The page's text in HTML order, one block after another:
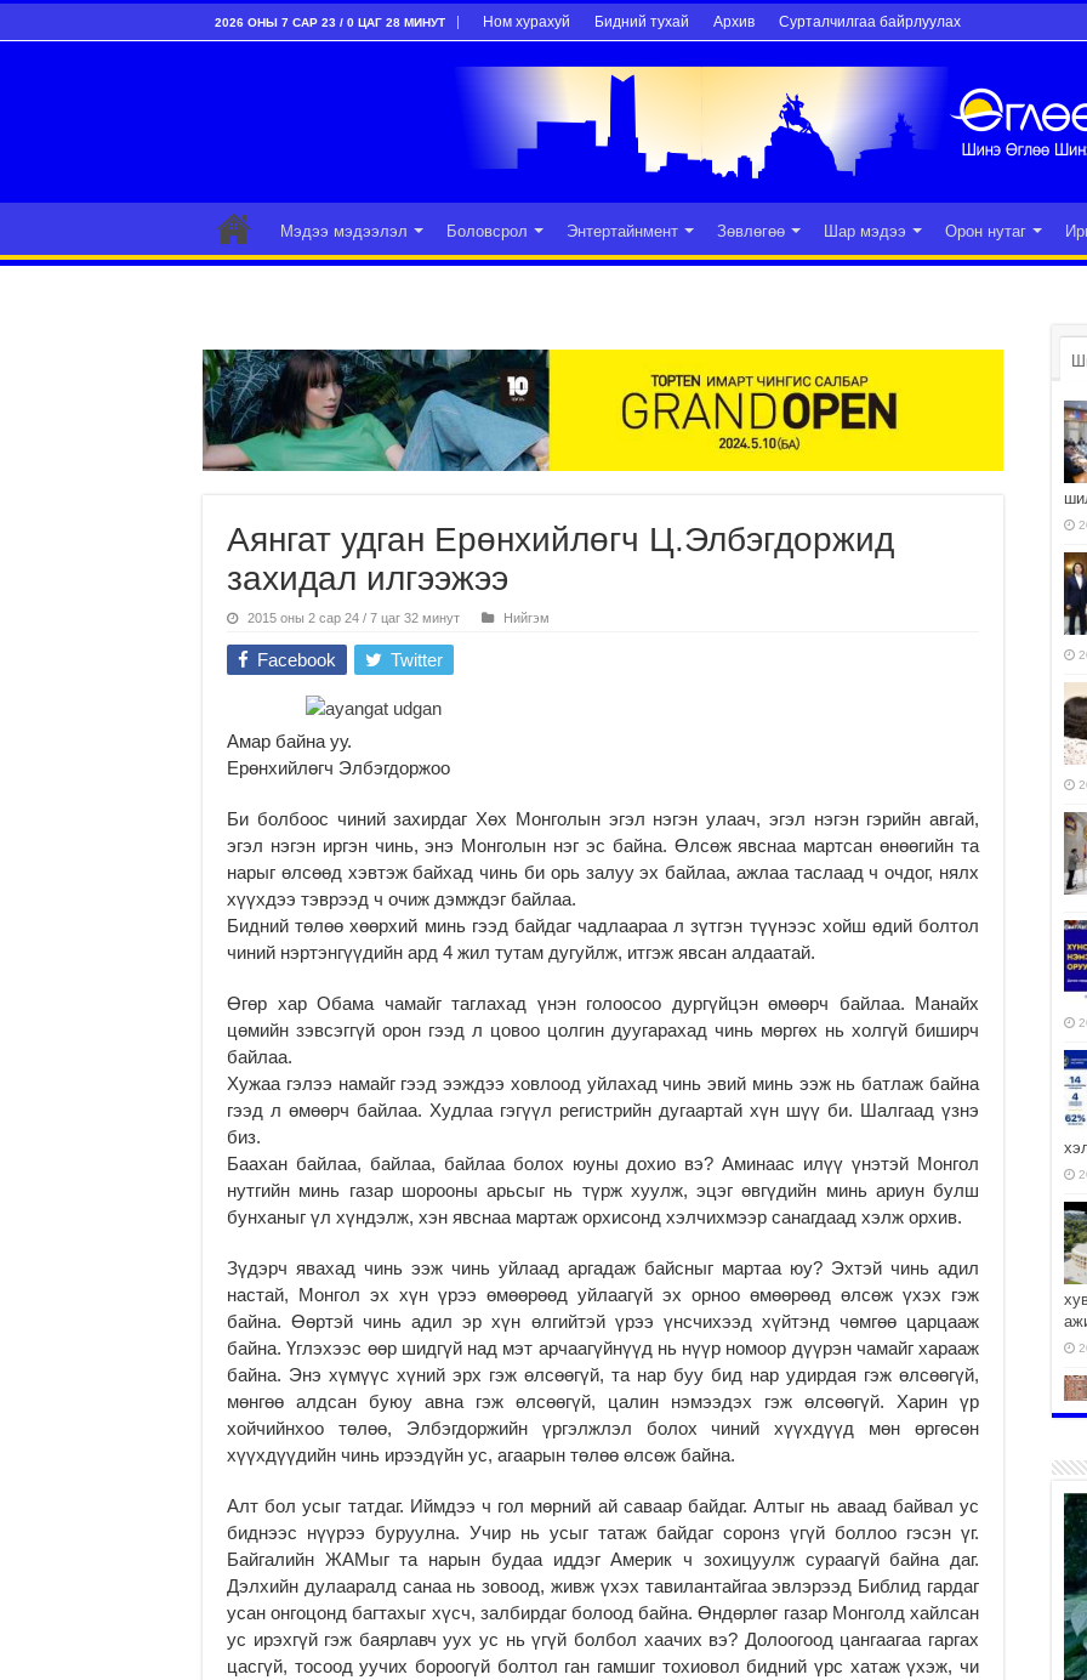
2026 ОНЫ 7 САР 23 / 0 ЦАГ 28 МИНУТ Ном хурахуй Бидний тухай Архив Сурталчилгаа байрлуулах
Мэдээ мэдээлэл Боловсрол Энтертайнмент Зөвлөгөө Шар мэдээ Орон нутаг
Аянгат удган Ерөнхийлөгч Ц.Элбэгдоржид
захидал илгээжээ
2015 оны 2 сар 24 / 7 цаг 32 минут Нийгэм
Facebook Twitter
Амар байна уу.
Ерөнхийлөгч Элбэгдоржоо
Би болбоос чиний захирдаг Хөх Монголын эгэл нэгэн улаач, эгэл нэгэн гэрийн авгай,
эгэл нэгэн иргэн чинь, энэ Монголын нэг эс байна. Өлсөж явснаа мартсан өнөөгийн та
нарыг өлсөөд хэвтэж байхад чинь би орь залуу эх байлаа, ажлаа таслаад ч очдог, нялх
хүүхдээ тэврээд ч очиж дэмждэг байлаа.
Бидний төлөө хөөрхий минь гээд байдаг чадлаараа л зүтгэн түүнээс хойш өдий болтол
чиний нэртэнгүүдийн ард 4 жил тутам дугуйлж, итгэж явсан алдаатай.
Өгөр хар Обама чамайг таглахад үнэн голоосоо дургүйцэн өмөөрч байлаа. Манайх
цөмийн зэвсэггүй орон гээд л цовоо цолгин дуугарахад чинь мөргөх нь холгүй биширч
байлаа.
Хужаа гэлээ намайг гээд ээждээ ховлоод уйлахад чинь эвий минь ээж нь батлаж байна
гээд л өмөөрч байлаа. Худлаа гэгүүл регистрийн дугаартай хүн шүү би. Шалгаад үзнэ
биз.
Баахан байлаа, байлаа, байлаа болох юуны дохио вэ? Аминаас илүү үнэтэй Монгол
нутгийн минь газар шорооны арьсыг нь түрж хуулж, эцэг өвгүдийн минь ариун булш
бунханыг үл хүндэлж, хэн явснаа мартаж орхисонд хэлчихмээр санагдаад хэлж орхив.
Зүдэрч явахад чинь ээж чинь уйлаад аргадаж байсныг мартаа юу? Эхтэй чинь адил
настай, Монгол эх хүн үрээ өмөөрөөд уйлаагүй эх орноо өмөөрөөд өлсөж үхэх гэж
байна. Өөртэй чинь адил эр хүн өлгийтэй үрээ үнсчихээд хүйтэнд чөмгөө царцааж
байна. Үглэхээс өөр шидгүй над мэт арчаагүйнүүд нь нүүр номоор дүүрэн чамайг харааж
байна. Энэ хүмүүс хүний эрх гэж өлсөөгүй, та нар буу бид нар удирдая гэж өлсөөгүй,
мөнгөө алдсан буюу авна гэж өлсөөгүй, цалин нэмээдэх гэж өлсөөгүй. Харин үр
хойчийнхоо төлөө, Элбэгдоржийн үргэлжлэл болох чиний хүүхдүүд мөн өргөсөн
хүүхдүүдийн чинь ирээдүйн ус, агаарын төлөө өлсөж байна.
Алт бол усыг татдаг. Иймдээ ч гол мөрний ай саваар байдаг. Алтыг нь аваад байвал ус
биднээс нүүрээ буруулна. Учир нь усыг татаж байдаг соронз үгүй боллоо гэсэн үг.
Байгалийн ЖАМыг та нарын будаа иддэг Америк ч зохицуулж сураагүй байна даг.
Дэлхийн дулааралд санаа нь зовоод, живж үхэх тавилантайгаа эвлэрээд Библид гардаг
усан онгоцонд багтахыг хүсч, залбирдаг болоод байна. Өндөрлөг газар Монголд хайлсан
ус ирэхгүй гэж баярлавч уух ус нь үгүй болбол хаачих вэ? Долоогоод цангаагаа гаргах
цасгүй, тосоод уучих бороогүй болтол ган гамшиг тохиовол бидний үрс хатаж үхэж, чи